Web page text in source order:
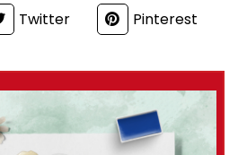
Twitter Pinterest